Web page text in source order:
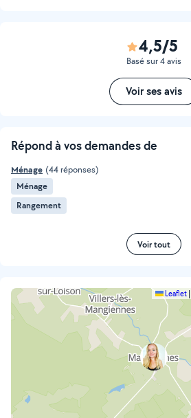
4,5/5
Basé sur 4 avis
Voir ses avis
Répond à vos demandes de
Ménage (44 réponses)
Ménage
Rangement
Voir tout
Leaflet